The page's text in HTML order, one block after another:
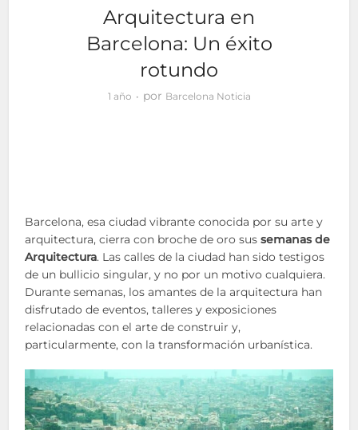
Arquitectura en
Barcelona: Un éxito
rotundo
1 año por Barcelona Noticia
Barcelona, esa ciudad vibrante conocida por su arte y
arquitectura, cierra con broche de oro sussemanas de
Arquitectura. Las calles de la ciudad han sido testigos
de un bullicio singular, y no por un motivo cualquiera.
Durante semanas, los amantes de la arquitectura han
disfrutado de eventos, talleres y exposiciones
relacionadas con el arte de construir y,
particularmente, con la transformación urbanística.